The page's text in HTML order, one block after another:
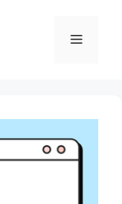
Menu